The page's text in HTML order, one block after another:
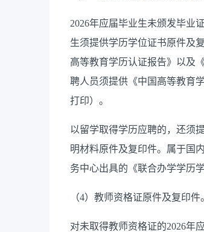
2026年应届毕业生未颁发毕业
生须提供学历学位证书原件及
高等教育学历认证报告》以及
聘人员须提供《中国高等教育
打印）。
以留学取得学历应聘的，还须
明材料原件及复印件。属于国
务中心出具的《联合办学学历
（4）教师资格证原件及复印件
对未取得教师资格证的2026年